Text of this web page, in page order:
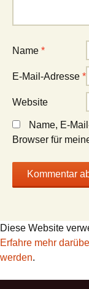
Name *
E-Mail-Adresse *
Website
Name, E-
Browser für
Diese Website
Erfahre mehr
werden.